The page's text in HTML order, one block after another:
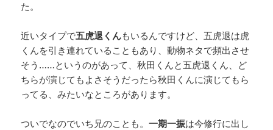
た。
近いタイプで五虎退くんもいるんですけど、五虎退は虎
くんを引き連れていることもあり、動物ネタで頻出させ
そう……というのがあって、秋田くんと五虎退くん、ど
ちらが演じてもよさそうだったら秋田くんに演じてもら
ってる、みたいなところがあります。
ついでなのでいち兄のことも。一期一振は今修行に出し